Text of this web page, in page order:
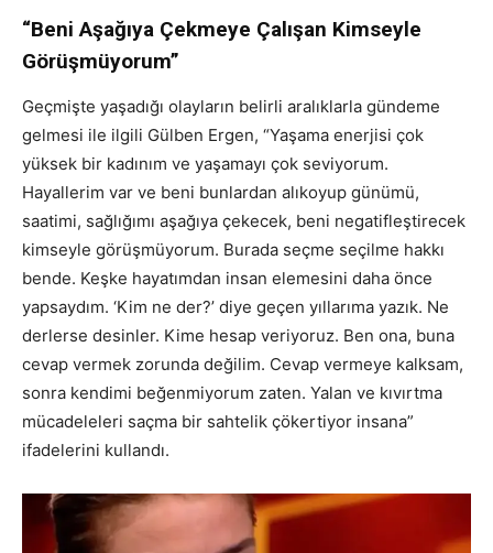
“Beni Aşağıya Çekmeye Çalışan Kimseyle
Görüşmüyorum”
Geçmişte yaşadığı olayların belirli aralıklarla gündeme
gelmesi ile ilgili Gülben Ergen, “Yaşama enerjisi çok
yüksek bir kadınım ve yaşamayı çok seviyorum.
Hayallerim var ve beni bunlardan alıkoyup günümü,
saatimi, sağlığımı aşağıya çekecek, beni negatifleştirecek
kimseyle görüşmüyorum. Burada seçme seçilme hakkı
bende. Keşke hayatımdan insan elemesini daha önce
yapsaydım. ‘Kim ne der?’ diye geçen yıllarıma yazık. Ne
derlerse desinler. Kime hesap veriyoruz. Ben ona, buna
cevap vermek zorunda değilim. Cevap vermeye kalksam,
sonra kendimi beğenmiyorum zaten. Yalan ve kıvırtma
mücadeleleri saçma bir sahtelik çökertiyor insana”
ifadelerini kullandı.